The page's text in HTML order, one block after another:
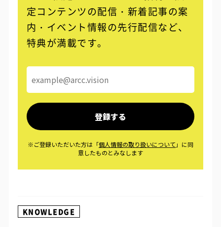
定コンテンツの配信・ 新着記事の案
内・イベント情報の先行配信など、
特典が満載です。
KNOWLEDGE